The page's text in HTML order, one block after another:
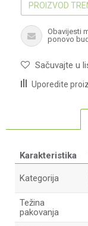
PROIZVOD
Obavijesti
ponovo
Sačuvajte u
Uporedite
Karakteristika
Kategorija
Težina
pakovanja